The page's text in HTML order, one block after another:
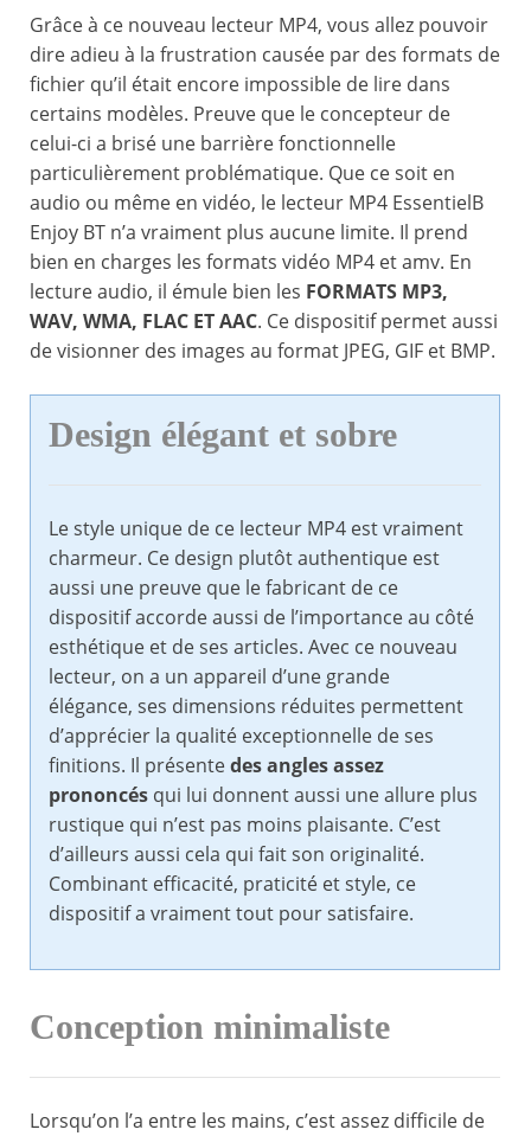
Grâce à ce nouveau lecteur MP4, vous allez pouvoir
dire adieu à la frustration causée par des formats de
fichier qu’il était encore impossible de lire dans
certains modèles. Preuve que le concepteur de
celui-ci a brisé une barrière fonctionnelle
particulièrement problématique. Que ce soit en
audio ou même en vidéo, le lecteur MP4 EssentielB
Enjoy BT n’a vraiment plus aucune limite. Il prend
bien en charges les formats vidéo MP4 et amv. En
lecture audio, il émule bien les FORMATS MP3,
WAV, WMA, FLAC ET AAC. Ce dispositif permet aussi
de visionner des images au format JPEG, GIF et BMP.
Design élégant et sobre
Le style unique de ce lecteur MP4 est vraiment
charmeur. Ce design plutôt authentique est
aussi une preuve que le fabricant de ce
dispositif accorde aussi de l’importance au côté
esthétique et de ses articles. Avec ce nouveau
lecteur, on a un appareil d’une grande
élégance, ses dimensions réduites permettent
d’apprécier la qualité exceptionnelle de ses
finitions. Il présentedes angles assez
prononcés qui lui donnent aussi une allure plus
rustique qui n’est pas moins plaisante. C’est
d’ailleurs aussi cela qui fait son originalité.
Combinant efficacité, praticité et style, ce
dispositif a vraiment tout pour satisfaire.
Conception minimaliste
Lorsqu’on l’a entre les mains, c’est assez difficile de